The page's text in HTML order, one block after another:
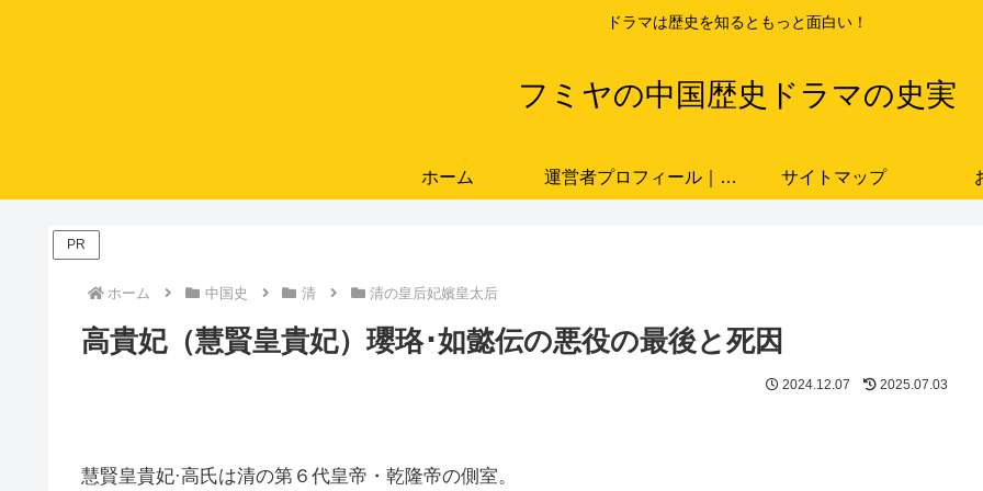
ドラマは歴史を知るともっと面白い！
フミヤの中国歴史ドラマの史実
ホーム 運営者プロフィール｜ドラマと史実をつなぐ歴史ブロガー「フミヤ」 サイトマップ
PR
ホーム 中国史 清 清の皇后妃嬪皇太后
高貴妃（慧賢皇貴妃）瓔珞･如懿伝の悪役の最後と死因
2024.12.07 2025.07.03
慧賢皇貴妃·高氏は清の第６代皇帝・乾隆帝の側室。